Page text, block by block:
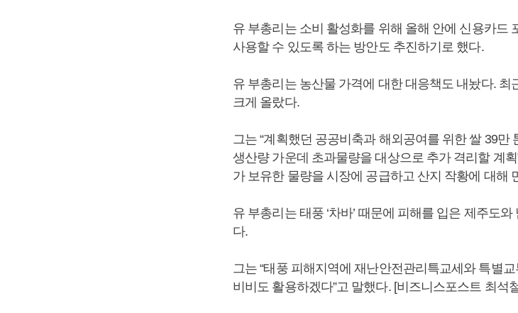
유 부총리는 소비 활성화를 위해 올해 안에 신용카드
사용할 수 있도록 하는 방안도 추진하기로 했다.
유 부총리는 농산물 가격에 대한 대응책도 내놨다.
크게 올랐다.
그는 “계획했던 공공비축과 해외공여를 위한 쌀 39만
생산량 가운데 초과물량을 대상으로 추가 격리할 계
가 보유한 물량을 시장에 공급하고 산지 작황에 대해
유 부총리는 태풍 ‘차바’ 때문에 피해를 입은 제주도
다.
그는 “태풍 피해지역에 재난안전관리특교세와 특별
비비도 활용하겠다”고 말했다. [비즈니스포스트 최석